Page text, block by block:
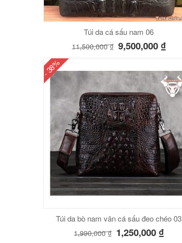
Túi da cá sấu nam 06
11,500,000₫ 9,500,000 ₫
- 38%
Túi da bò nam vân cá sấu đeo chéo 03
1,990,000₫ 1,250,000 ₫